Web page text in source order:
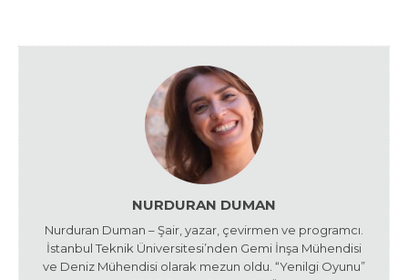
NURDURAN DUMAN
Nurduran Duman – Şair, yazar, çevirmen ve programcı.
İstanbul Teknik Üniversitesi’nden Gemi İnşa Mühendisi
ve Deniz Mühendisi olarak mezun oldu. “Yenilgi Oyunu”